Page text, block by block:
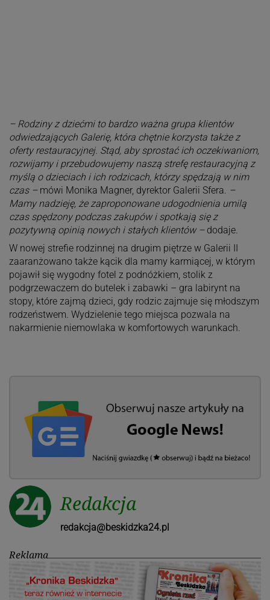
– Rodziny z dziećmi to bardzo ważna grupa klientów
odwiedzających Galerię, która chętnie korzysta także z
oferty restauracyjnej. Stąd, aby sprostać ich oczekiwaniom,
rozwijamy i przebudowujemy naszą strefę restauracyjną z
myślą o dzieciach i ich rodzicach, którzy spędzają w nim
czas –mówi Monika Magner, dyrektor Galerii Sfera. –
Mamy nadzieję, że zaproponowane udogodnienia umilą
czas spędzony podczas zakupów i spotkają się z
pozytywną opinią nowych i stałych klientów –dodaje.
W nowej strefie rodzinnej na drugim piętrze w Galerii II
zaaranżowano także kącik dla mamy karmiącej, w którym
pojawił się wygodny fotel z podnóżkiem, stolik z
podgrzewaczem do butelek i zabawki – gra labirynt na
stopy, które zajmą dzieci, gdy rodzic zajmuje się młodszym
rodzeństwem. Wydzielenie tego miejsca pozwala na
nakarmienie niemowlaka w komfortowych warunkach.
Redakcja
redakcja@beskidzka24.pl
Reklama